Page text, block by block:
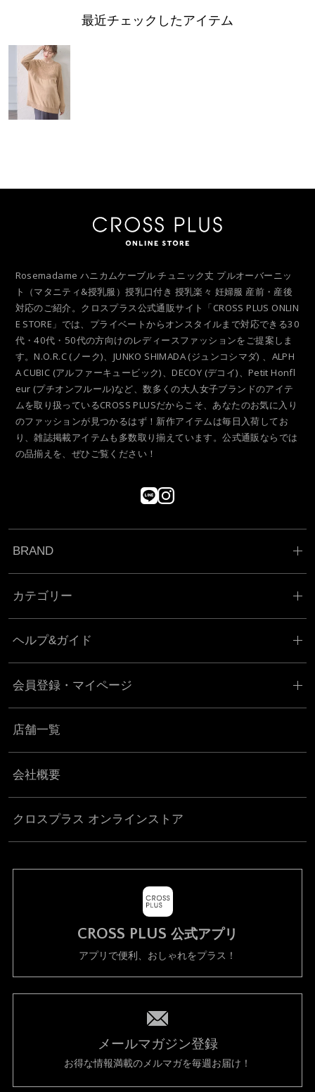
最近チェックしたアイテム
Rosemadame ハニカムケーブル チュニック丈 プルオーバーニッ
ト（マタニティ&授乳服）授乳口付き 授乳楽々 妊婦服 産前・産後
対応のご紹介。クロスプラス公式通販サイト「CROSS PLUS ONLIN
E STORE」では、プライベートからオンスタイルまで対応できる30
代・40代・50代の方向けのレディースファッションをご提案しま
す。N.O.R.C (ノーク)、JUNKO SHIMADA (ジュンコシマダ) 、ALPH
A CUBIC (アルファーキュービック)、DECOY (デコイ)、Petit Honfl
eur (プチオンフルール)など、数多くの大人女子ブランドのアイテ
ムを取り扱っているCROSS PLUSだからこそ、あなたのお気に入り
のファッションが見つかるはず！新作アイテムは毎日入荷してお
り、雑誌掲載アイテムも多数取り揃えています。公式通販ならでは
の品揃えを、ぜひご覧ください！
BRAND
カテゴリー
ヘルプ&ガイド
会員登録・マイページ
店舗一覧
会社概要
クロスプラス オンラインストア
CROSS PLUS 公式アプリ
アプリで便利、おしゃれをプラス！
メールマガジン登録
お得な情報満載のメルマガを毎週お届け！